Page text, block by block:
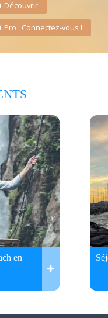
Découvrir
Pro : Connectez-vous !
en